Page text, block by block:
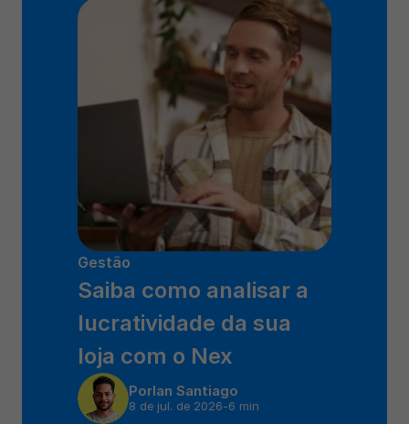
Gestão
Saiba como analisar a
lucratividade da sua
loja com o Nex
PorIan Santiago
8 de jul. de 2026-6 min